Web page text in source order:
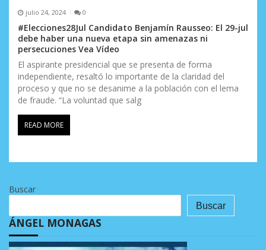
julio 24, 2024 0
#Elecciones28Jul Candidato Benjamín Rausseo: El 29-jul
debe haber una nueva etapa sin amenazas ni
persecuciones Vea Vídeo
El aspirante presidencial que se presenta de forma
independiente, resaltó lo importante de la claridad del
proceso y que no se desanime a la población con el lema
de fraude. “La voluntad que salg
READ MORE
Buscar
Buscar
ÁNGEL MONAGAS